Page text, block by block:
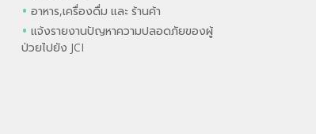
อาหาร,เครื่องดื่ม และ ร้านค้า
แจ้งรายงานปัญหาความปลอดภัยของผู้
ป่วยไปยัง JCI